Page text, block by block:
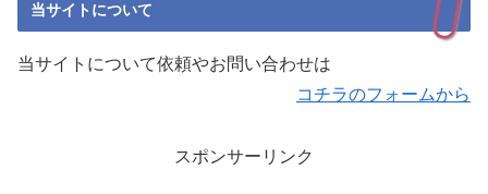
当サイトについて
当サイトについて依頼やお問い合わせは
コチラのフォームから
スポンサーリンク